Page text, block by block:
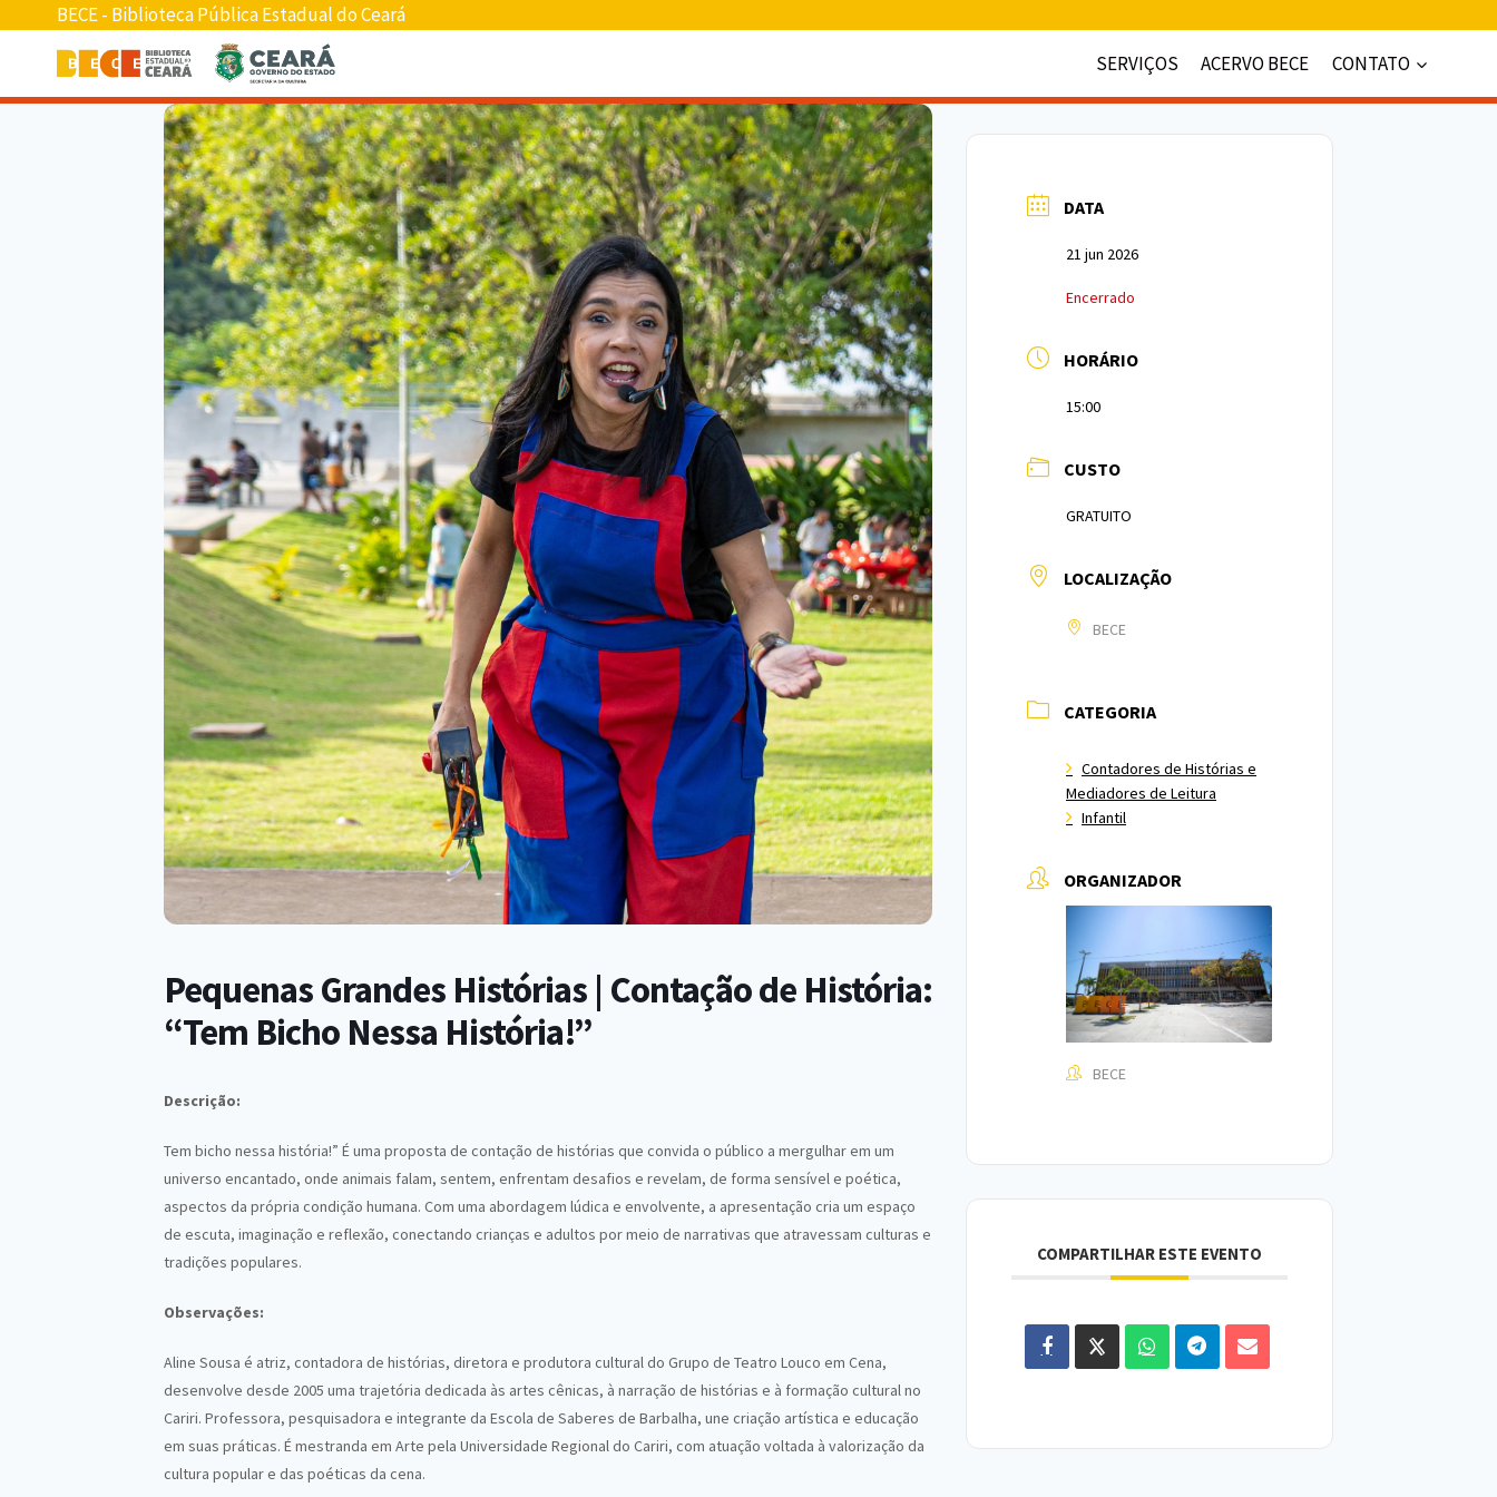
BECE - Biblioteca Pública Estadual do Ceará
SERVIÇOS
ACERVO BECE CONTATO
Pequenas Grandes Histórias | Contação de História:
“Tem Bicho Nessa História!”
Descrição:
Tem bicho nessa história!” É uma proposta de contação de histórias que convida o público a mergulhar em um
universo encantado, onde animais falam, sentem, enfrentam desafios e revelam, de forma sensível e poética,
aspectos da própria condição humana. Com uma abordagem lúdica e envolvente, a apresentação cria um espaço
de escuta, imaginação e reflexão, conectando crianças e adultos por meio de narrativas que atravessam culturas e
tradições populares.
Observações:
Aline Sousa é atriz, contadora de histórias, diretora e produtora cultural do Grupo de Teatro Louco em Cena,
desenvolve desde 2005 uma trajetória dedicada às artes cênicas, à narração de histórias e à formação cultural no
Cariri. Professora, pesquisadora e integrante da Escola de Saberes de Barbalha, une criação artística e educação
em suas práticas. É mestranda em Arte pela Universidade Regional do Cariri, com atuação voltada à valorização da
cultura popular e das poéticas da cena.
DATA
21 jun 2026
Encerrado
HORÁRIO
15:00
CUSTO
GRATUITO
LOCALIZAÇÃO
BECE
CATEGORIA
Contadores de Histórias e
Mediadores de Leitura
Infantil
ORGANIZADOR
BECE
COMPARTILHAR ESTE EVENTO